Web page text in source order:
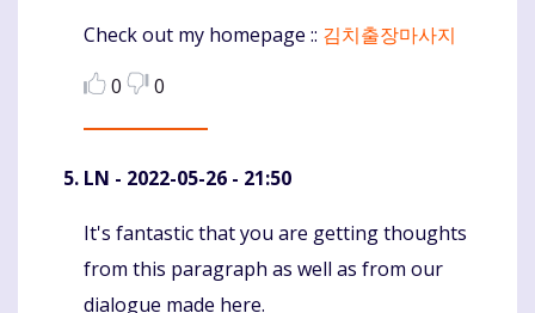
Check out my homepage :: 김치출장마사지
0
0
LN - 2022-05-26 - 21:50
Komentaras
It's fantastic that you are getting thoughts
from this paragraph as well as from our
dialogue made here.